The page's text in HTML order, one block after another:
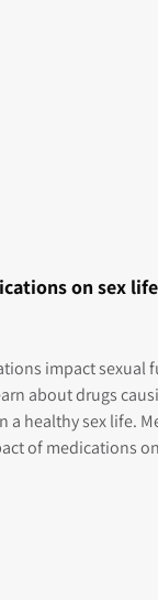
on sex
impact sexual
about drugs
a healthy sex life.
of medications